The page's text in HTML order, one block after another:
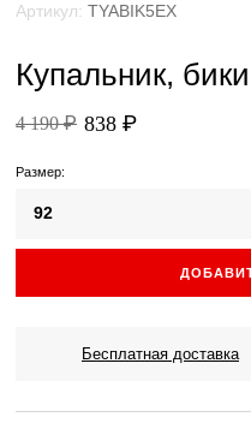
Артикул: TYABIK5EX
Купальник,
4 190 ₽ 838 ₽
Размер:
92
Бесплатная доставка